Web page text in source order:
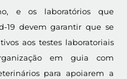
e os laboratórios que
19 devem garantir que se
aos testes laboratoriais
em guia com
para apoiarem a